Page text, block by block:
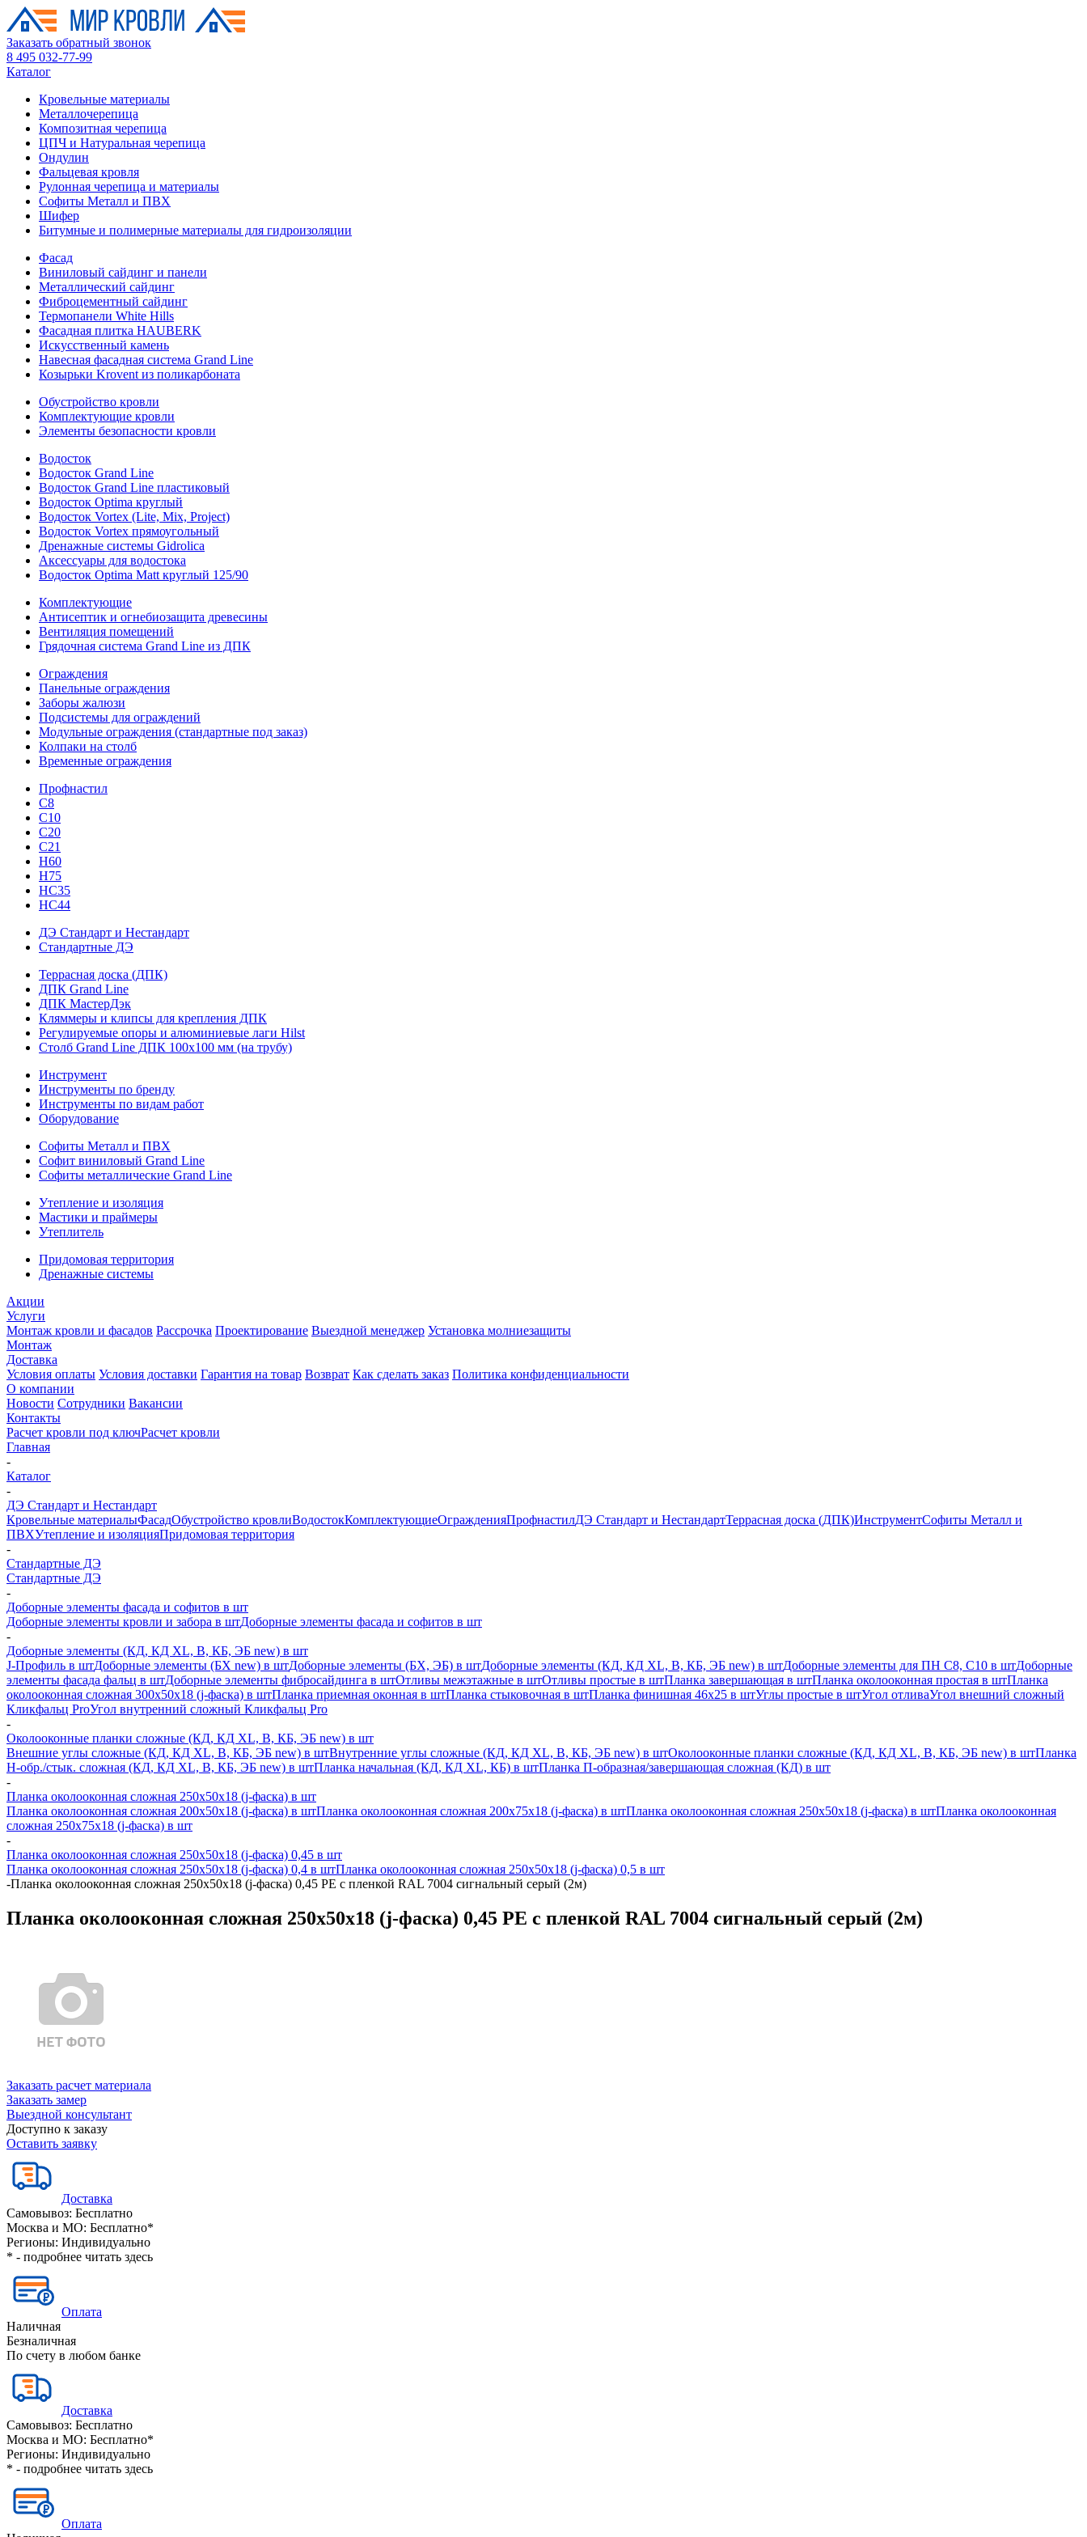
Заказать обратный звонок
8 495 032-77-99
Каталог
Кровельные материалы
Металлочерепица
Композитная черепица
ЦПЧ и Натуральная черепица
Ондулин
Фальцевая кровля
Рулонная черепица и материалы
Софиты Металл и ПВХ
Шифер
Битумные и полимерные материалы для гидроизоляции
Фасад
Виниловый сайдинг и панели
Металлический сайдинг
Фиброцементный сайдинг
Термопанели White Hills
Фасадная плитка HAUBERK
Искусственный камень
Навесная фасадная система Grand Line
Козырьки Krovent из поликарбоната
Обустройство кровли
Комплектующие кровли
Элементы безопасности кровли
Водосток
Водосток Grand Line
Водосток Grand Line пластиковый
Водосток Optima круглый
Водосток Vortex (Lite, Mix, Project)
Водосток Vortex прямоугольный
Дренажные системы Gidrolica
Аксессуары для водостока
Водосток Optima Matt круглый 125/90
Комплектующие
Антисептик и огнебиозащита древесины
Вентиляция помещений
Грядочная система Grand Line из ДПК
Ограждения
Панельные ограждения
Заборы жалюзи
Подсистемы для ограждений
Модульные ограждения (стандартные под заказ)
Колпаки на столб
Временные ограждения
Профнастил
С8
С10
С20
С21
H60
H75
HС35
НС44
ДЭ Стандарт и Нестандарт
Стандартные ДЭ
Террасная доска (ДПК)
ДПК Grand Line
ДПК МастерДэк
Кляммеры и клипсы для крепления ДПК
Регулируемые опоры и алюминиевые лаги Hilst
Столб Grand Line ДПК 100х100 мм (на трубу)
Инструмент
Инструменты по бренду
Инструменты по видам работ
Оборудование
Софиты Металл и ПВХ
Софит виниловый Grand Line
Софиты металлические Grand Line
Утепление и изоляция
Мастики и праймеры
Утеплитель
Придомовая территория
Дренажные системы
Акции
Услуги
Монтаж кровли и фасадов Рассрочка Проектирование Выездной менеджер Установка молниезащиты
Монтаж
Доставка
Условия оплаты Условия доставки Гарантия на товар Возврат Как сделать заказ Политика конфиденциальности
О компании
Новости Сотрудники Вакансии
Контакты
Расчет кровли под ключРасчет кровли
Главная
-
Каталог
-
ДЭ Стандарт и Нестандарт
Кровельные материалыФасадОбустройство кровлиВодостокКомплектующиеОгражденияПрофнастилДЭ Стандарт и НестандартТеррасная доска (ДПК)ИнструментСофиты Металл и
ПВХУтепление и изоляцияПридомовая территория
-
Стандартные ДЭ
Стандартные ДЭ
-
Доборные элементы фасада и софитов в шт
Доборные элементы кровли и забора в штДоборные элементы фасада и софитов в шт
-
Доборные элементы (КД, КД XL, В, КБ, ЭБ new) в шт
J-Профиль в штДоборные элементы (БХ new) в штДоборные элементы (БХ, ЭБ) в штДоборные элементы (КД, КД XL, В, КБ, ЭБ new) в штДоборные элементы для ПН С8, С10 в штДоборные
элементы фасада фальц в штДоборные элементы фибросайдинга в штОтливы межэтажные в штОтливы простые в штПланка завершающая в штПланка околооконная простая в штПланка
околооконная сложная 300х50х18 (j-фаска) в штПланка приемная оконная в штПланка стыковочная в штПланка финишная 46х25 в штУглы простые в штУгол отливаУгол внешний сложный
Кликфальц ProУгол внутренний сложный Кликфальц Pro
-
Околооконные планки сложные (КД, КД XL, В, КБ, ЭБ new) в шт
Внешние углы сложные (КД, КД XL, В, КБ, ЭБ new) в штВнутренние углы сложные (КД, КД XL, В, КБ, ЭБ new) в штОколооконные планки сложные (КД, КД XL, В, КБ, ЭБ new) в штПланка
H-обр./стык. сложная (КД, КД XL, В, КБ, ЭБ new) в штПланка начальная (КД, КД XL, КБ) в штПланка П-образная/завершающая сложная (КД) в шт
-
Планка околооконная сложная 250х50х18 (j-фаска) в шт
Планка околооконная сложная 200х50х18 (j-фаска) в штПланка околооконная сложная 200х75х18 (j-фаска) в штПланка околооконная сложная 250х50х18 (j-фаска) в штПланка околооконная
сложная 250х75х18 (j-фаска) в шт
-
Планка околооконная сложная 250х50х18 (j-фаска) 0,45 в шт
Планка околооконная сложная 250х50х18 (j-фаска) 0,4 в штПланка околооконная сложная 250х50х18 (j-фаска) 0,5 в шт
-Планка околооконная сложная 250х50х18 (j-фаска) 0,45 PE с пленкой RAL 7004 сигнальный серый (2м)
Планка околооконная сложная 250х50х18 (j-фаска) 0,45 PE с пленкой RAL 7004 сигнальный серый (2м)
Заказать расчет материала
Заказать замер
Выездной консультант
Доступно к заказу
Оставить заявку
Доставка
Самовывоз: Бесплатно
Москва и МО: Бесплатно*
Регионы: Индивидуально
* - подробнее читать здесь
Оплата
Наличная
Безналичная
По счету в любом банке
Доставка
Самовывоз: Бесплатно
Москва и МО: Бесплатно*
Регионы: Индивидуально
* - подробнее читать здесь
Оплата